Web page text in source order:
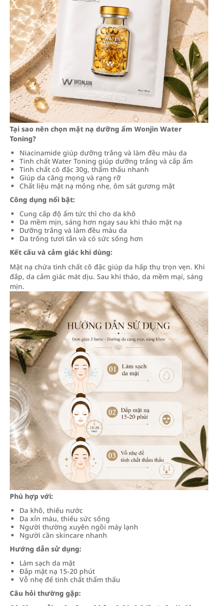
Tại sao nên chọn mặt nạ dưỡng ẩm Wonjin Water
Toning?
Niacinamide giúp dưỡng trắng và làm đều màu da
Tinh chất Water Toning giúp dưỡng trắng và cấp ẩm
Tinh chất cô đặc 30g, thẩm thấu nhanh
Giúp da căng mọng và rạng rỡ
Chất liệu mặt nạ mỏng nhẹ, ôm sát gương mặt
Công dụng nổi bật:
Cung cấp độ ẩm tức thì cho da khô
Da mềm mịn, sáng hơn ngay sau khi tháo mặt nạ
Dưỡng trắng và làm đều màu da
Da trông tươi tắn và có sức sống hơn
Kết cấu và cảm giác khi dùng:
Mặt nạ chứa tinh chất cô đặc giúp da hấp thụ trọn vẹn. Khi
đắp, da cảm giác mát dịu. Sau khi tháo, da mềm mại, sáng
mịn.
Phù hợp với:
Da khô, thiếu nước
Da xỉn màu, thiếu sức sống
Người thường xuyên ngồi máy lạnh
Người cần skincare nhanh
Hướng dẫn sử dụng:
Làm sạch da mặt
Đắp mặt nạ 15-20 phút
Vỗ nhẹ để tinh chất thẩm thấu
Câu hỏi thường gặp: